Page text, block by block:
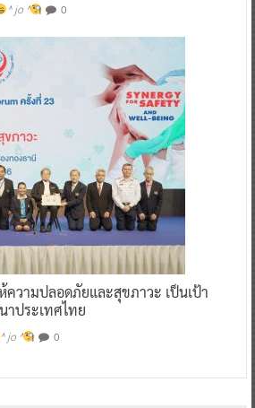
^ jo ^ 0
ความปลอดภัยและสุขภาวะ เป็นเป้า
ประเทศไทย
^ jo ^ 0